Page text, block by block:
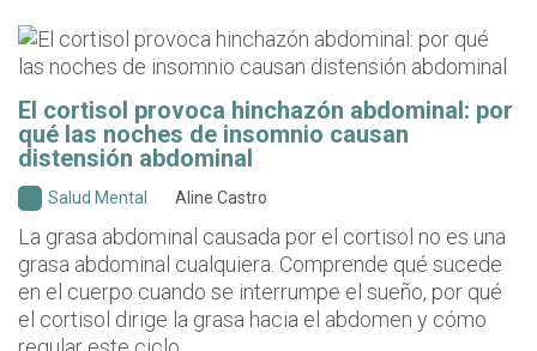
El cortisol provoca hinchazón abdominal: por
qué las noches de insomnio causan
distensión abdominal
Salud Mental Aline Castro
La grasa abdominal causada por el cortisol no es una
grasa abdominal cualquiera. Comprende qué sucede
en el cuerpo cuando se interrumpe el sueño, por qué
el cortisol dirige la grasa hacia el abdomen y cómo